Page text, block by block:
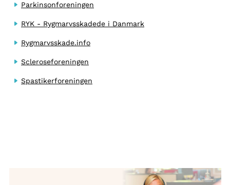
Parkinsonforeningen
RYK - Rygmarvsskadede i Danmark
Rygmarvsskade.info
Scleroseforeningen
Spastikerforeningen